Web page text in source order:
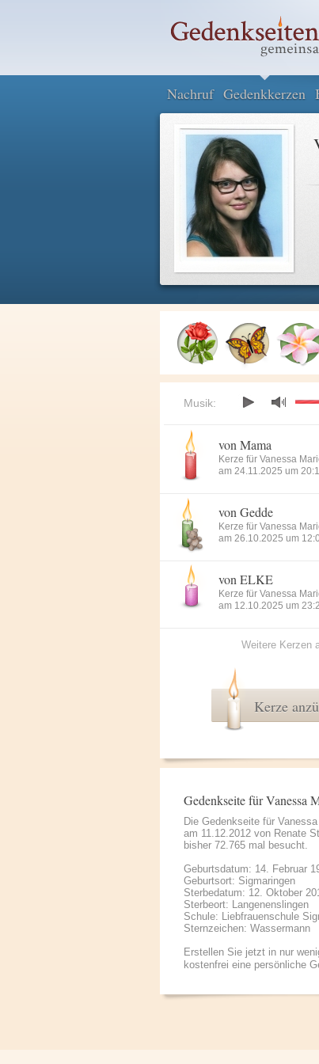
Nachruf Gedenkkerzen
Musik:
von Mama
Kerze für Vanessa
am 24.11.2025 um
von Gedde
Kerze für Vanessa
am 26.10.2025 um
von ELKE
Kerze für Vanessa
am 12.10.2025 um
Weitere Kerzen
Kerze
Gedenkseite für Vanessa
Die Gedenkseite für
am 11.12.2012 von Renate
bisher 72.765 mal besucht.
Geburtsdatum: 14. Februar
Geburtsort: Sigmaringen
Sterbedatum: 12. Oktober
Sterbeort: Langenenslingen
Schule: Liebfrauenschule
Sternzeichen: Wassermann
Erstellen Sie jetzt in nur
kostenfrei eine persönliche